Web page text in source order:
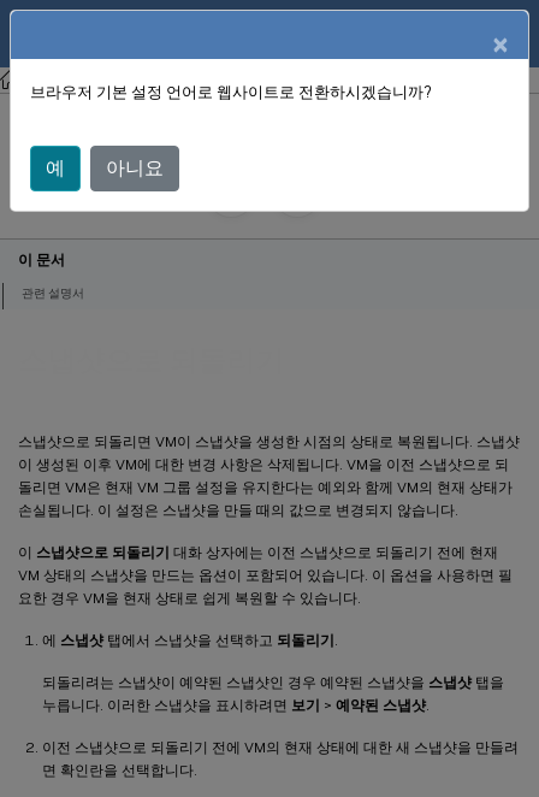
XenCenter XenCenter (젠센터)
스냅샷으로 되돌리면 VM이 스냅샷을 생성한 시점의 상태로 복원됩니다. 스냅샷
이 생성된 이후 VM에 대한 변경 사항은 삭제됩니다. VM을 이전 스냅샷으로 되
돌리면 VM은 현재 VM 그룹 설정을 유지한다는 예외와 함께 VM의 현재 상태가
손실됩니다. 이 설정은 스냅샷을 만들 때의 값으로 변경되지 않습니다.
이 스냅샷으로 되돌리기 대화 상자에는 이전 스냅샷으로 되돌리기 전에 현재
VM 상태의 스냅샷을 만드는 옵션이 포함되어 있습니다. 이 옵션을 사용하면 필
요한 경우 VM을 현재 상태로 쉽게 복원할 수 있습니다.
에 스냅샷 탭에서 스냅샷을 선택하고 되돌리기
되돌리려는 스냅샷이 예약된 스냅샷인 경우 예약된 스냅샷을 스냅샷 탭을
누릅니다. 이러한 스냅샷을 표시하려면 보기 > 예약된 스냅샷
이전 스냅샷으로 되돌리기 전에 VM의 현재 상태에 대한 새 스냅샷을 만들려
면 확인란을 선택합니다.
스냅샷으로 되돌리기
May 2, 2025
X
이 문서
관련 설명서
×
브라우저 기본 설정 언어로 웹사이트로 전환하시겠습니까?
예 아니요